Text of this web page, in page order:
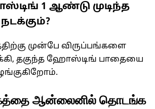
1 ஆண்டு முடிந்த
முன்பே விருப்பங்களை
தகுந்த ஹோஸ்டிங் பாதையை
ஆன்லைனில் தொடங்க